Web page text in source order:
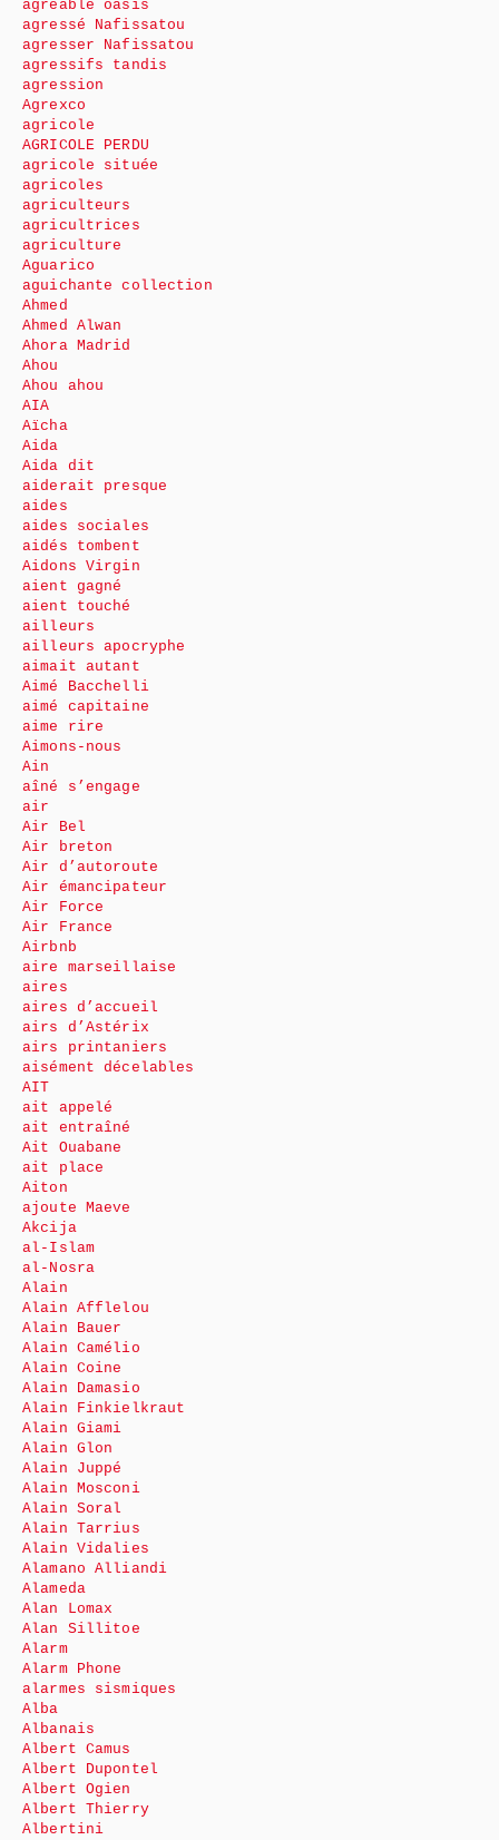
agréable oasis
agressé Nafissatou
agresser Nafissatou
agressifs tandis
agression
Agrexco
agricole
AGRICOLE PERDU
agricole située
agricoles
agriculteurs
agricultrices
agriculture
Aguarico
aguichante collection
Ahmed
Ahmed Alwan
Ahora Madrid
Ahou
Ahou ahou
AIA
Aïcha
Aida
Aida dit
aiderait presque
aides
aides sociales
aidés tombent
Aidons Virgin
aient gagné
aient touché
ailleurs
ailleurs apocryphe
aimait autant
Aimé Bacchelli
aimé capitaine
aime rire
Aimons-nous
Ain
aîné s’engage
air
Air Bel
Air breton
Air d’autoroute
Air émancipateur
Air Force
Air France
Airbnb
aire marseillaise
aires
aires d’accueil
airs d’Astérix
airs printaniers
aisément décelables
AIT
ait appelé
ait entraîné
Ait Ouabane
ait place
Aiton
ajoute Maeve
Akcija
al-Islam
al-Nosra
Alain
Alain Afflelou
Alain Bauer
Alain Camélio
Alain Coine
Alain Damasio
Alain Finkielkraut
Alain Giami
Alain Glon
Alain Juppé
Alain Mosconi
Alain Soral
Alain Tarrius
Alain Vidalies
Alamano Alliandi
Alameda
Alan Lomax
Alan Sillitoe
Alarm
Alarm Phone
alarmes sismiques
Alba
Albanais
Albert Camus
Albert Dupontel
Albert Ogien
Albert Thierry
Albertini